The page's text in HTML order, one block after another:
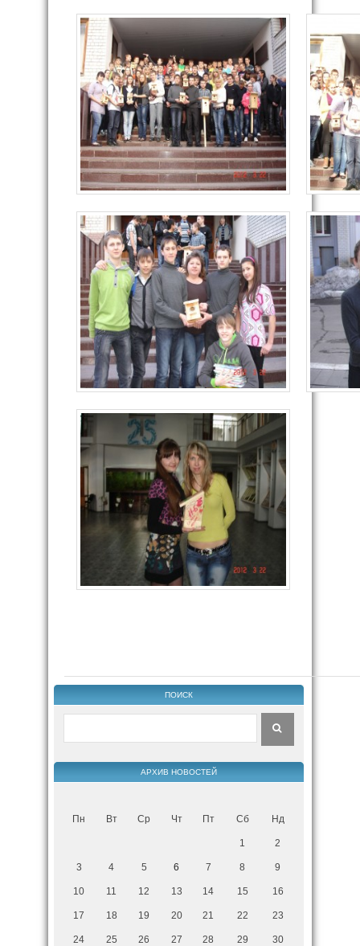
ПОИСК
АРХИВ НОВОСТЕЙ
Пн Вт Ср Чт Пт Сб Нд
1 2
3 4 5 6 7 8 9
10 11 12 13 14 15 16
17 18 19 20 21 22 23
24 25 26 27 28 29 30